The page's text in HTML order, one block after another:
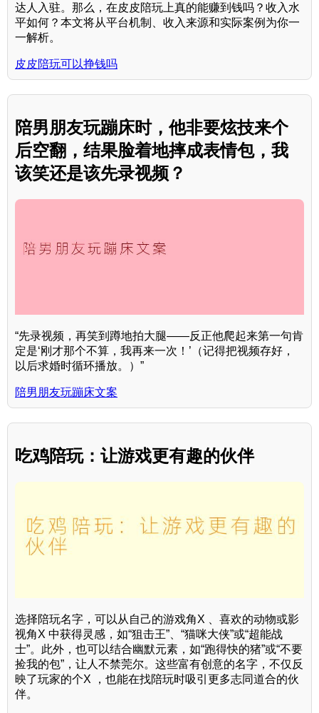
达人入驻。那么，在皮皮陪玩上真的能赚到钱吗？收入水
平如何？本文将从平台机制、收入来源和实际案例为你一
一解析。
皮皮陪玩可以挣钱吗
陪男朋友玩蹦床时，他非要炫技来个
后空翻，结果脸着地摔成表情包，我
该笑还是该先录视频？
“先录视频，再笑到蹲地拍大腿——反正他爬起来第一句肯
定是‘刚才那个不算，我再来一次！’（记得把视频存好，
以后求婚时循环播放。）”
陪男朋友玩蹦床文案
吃鸡陪玩：让游戏更有趣的伙伴
选择陪玩名字，可以从自己的游戏角X 、喜欢的动物或影
视角X 中获得灵感，如“狙击王”、“猫咪大侠”或“超能战
士”。此外，也可以结合幽默元素，如“跑得快的猪”或“不要
捡我的包”，让人不禁莞尔。这些富有创意的名字，不仅反
映了玩家的个X ，也能在找陪玩时吸引更多志同道合的伙
伴。